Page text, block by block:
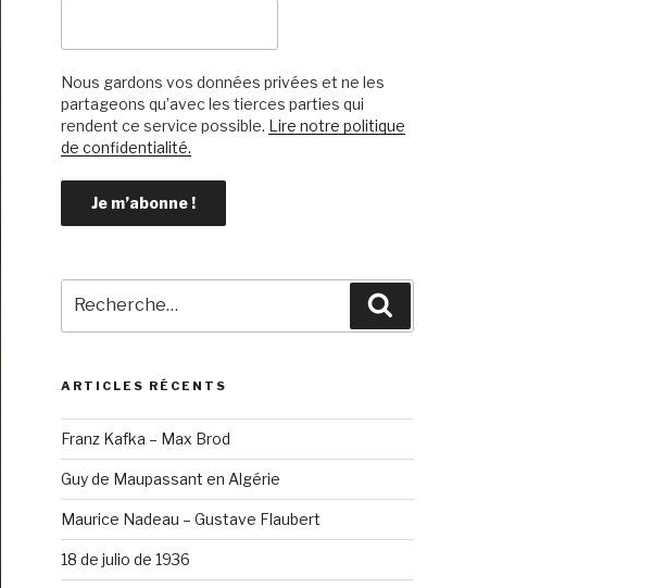
Nous gardons vos données privées et ne les
partageons qu’avec les tierces parties qui
rendent ce service possible. Lire notre politique
de confidentialité.
pour
:
ARTICLES RÉCENTS
Franz Kafka – Max Brod
Guy de Maupassant en Algérie
Maurice Nadeau – Gustave Flaubert
18 de julio de 1936